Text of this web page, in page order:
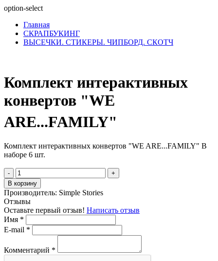
option-select
Главная
СКРАПБУКИНГ
ВЫСЕЧКИ. СТИКЕРЫ. ЧИПБОРД. СКОТЧ
Комплект интерактивных
конвертов "WE
ARE...FAMILY"
Комплект интерактивных конвертов "WE ARE...FAMILY" В
наборе 6 шт.
-
+
В корзину
Производитель: Simple Stories
Отзывы
Оставьте первый отзыв! Написать отзыв
Имя *
E-mail *
Комментарий *